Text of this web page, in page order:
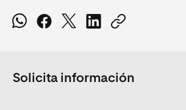
Solicita información